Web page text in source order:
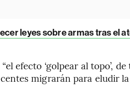
leyes sobre armas tras el
efecto ‘golpear al topo’,
migrarán para eludir